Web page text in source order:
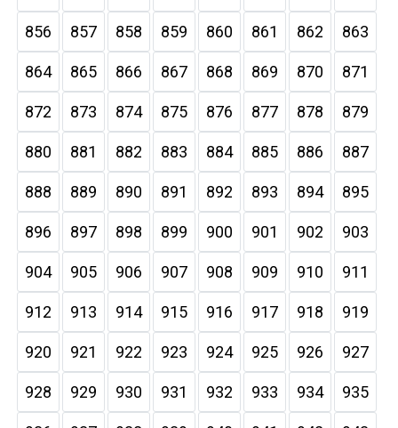
856 857 858 859 860 861 862 863
864 865 866 867 868 869 870 871
872 873 874 875 876 877 878 879
880 881 882 883 884 885 886 887
888 889 890 891 892 893 894 895
896 897 898 899 900 901 902 903
904 905 906 907 908 909 910 911
912 913 914 915 916 917 918 919
920 921 922 923 924 925 926 927
928 929 930 931 932 933 934 935